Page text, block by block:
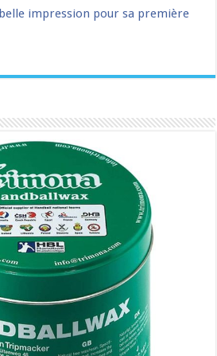
belle impression pour sa première